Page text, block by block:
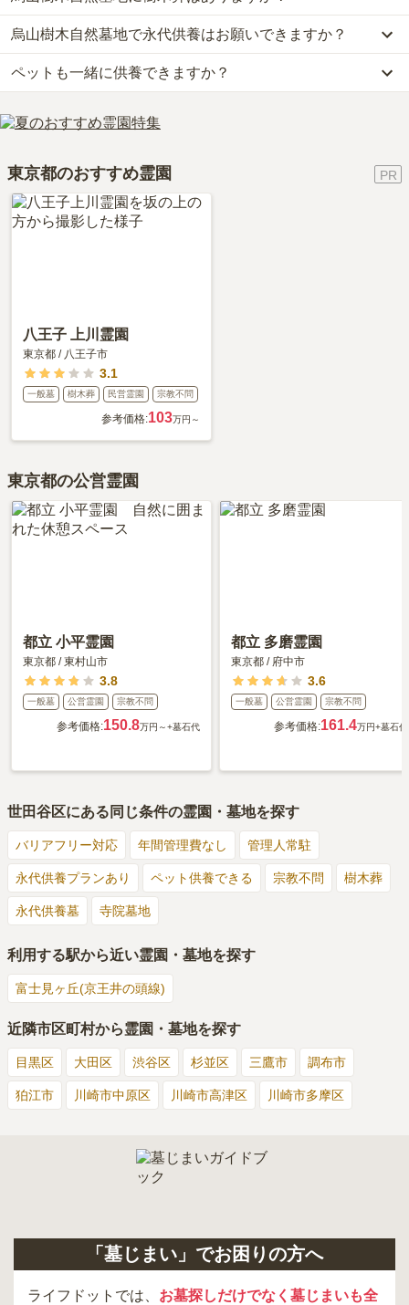
きる場所を選ぶことです。
確認ください。
口コミはあくまで一つの目安です。資料請求や現地見学を通して、
ご自身の目で雰囲気を確認してみることをおすすめします。
はい、烏山樹木自然墓地には2種類の樹木葬がございます。
費用は、約60万円からとなっております。
烏山樹木自然墓地がある東京都の樹木葬の相場価格は、約76万円で
す。
樹木葬について詳しく知りたい方は『
烏山樹木自然墓地で永代供養はお願いできますか？
はい、烏山樹木自然墓地は永代供養に対応しています。
費用は、約60万円からとなっております。
烏山樹木自然墓地がある東京都の永代供養墓の相場価格は、約59万
円です。
解説！』をご覧ください。
ペットも一緒に供養できますか？
はい、烏山樹木自然墓地はペット供養に対応しております。
大切な家族の一員であるペットも供養できるプランをご用意してお
東京都のおすすめ霊園
八王子 上川霊園
東京都 / 八王子市
3.1
一般墓 樹木葬 民営霊園 宗教不問
参考価格:103万円～
東京都の公営霊園
都立 小平霊園
東京都 /東村山市
3.8
一般墓 公営霊園 宗教不問
参考価格:150.8万円～+墓石代
都立 多磨霊園
東京都 / 府中市
3.6
一般墓 公営霊園 宗教不問
参考価格:161.4万円+墓石代
世田谷区にある同じ条件の霊園・墓地を探す
バリアフリー対応 年間管理費なし 管理人常駐
永代供養プランあり ペット供養できる 宗教不問 樹木葬
永代供養墓 寺院墓地
利用する駅から近い霊園・墓地を探す
富士見ヶ丘(京王井の頭線)
近隣市区町村から霊園・墓地を探す
目黒区 大田区 渋谷区 杉並区 三鷹市 調布市
狛江市 川崎市中原区 川崎市高津区 川崎市多摩区
「墓じまい」でお困りの方へ
ライフドットでは、 お墓探しだけでなく墓じまいも全